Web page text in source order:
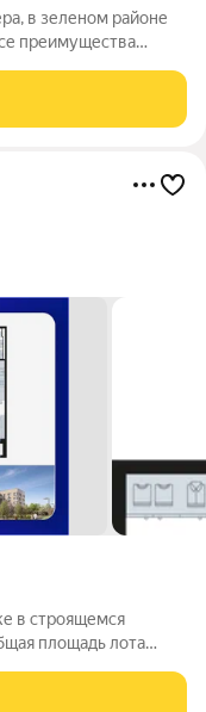
в зеленом районе
преимущества
пешком до жд
в строящемся
площадь лота
квартиры - 67